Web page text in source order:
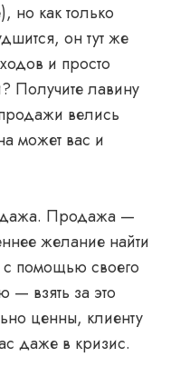
но как только
он тут же
и просто
Получите лавину
велись
может вас и
Продажа —
желание найти
с помощью своего
— взять за это
ценны, клиенту
даже в кризис.